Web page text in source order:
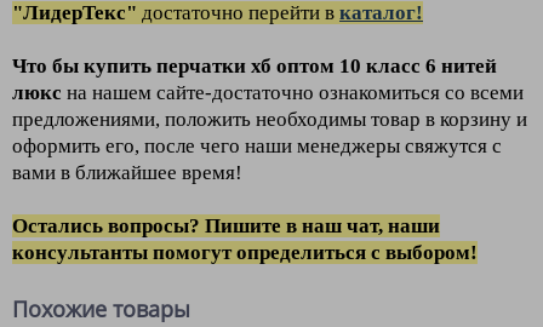
"ЛидерТекс" достаточно перейти в каталог!
Что бы купить перчатки хб оптом 10 класс 6 нитей
люкс на нашем сайте-достаточно ознакомиться со всеми
предложениями, положить необходимы товар в корзину и
оформить его, после чего наши менеджеры свяжутся с
вами в ближайшее время!
Остались вопросы? Пишите в наш чат, наши
консультанты помогут определиться с выбором!
Похожие товары